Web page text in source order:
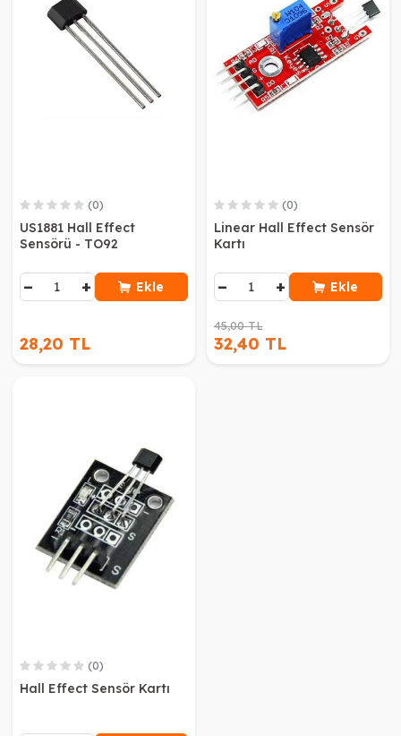
(0)
US1881 Hall Effect
Sensörü - TO92
− + Ekle
28,20 TL
(0)
Linear Hall Effect Sensör
Kartı
− + Ekle
45,00 TL
32,40 TL
(0)
Hall Effect Sensör Kartı